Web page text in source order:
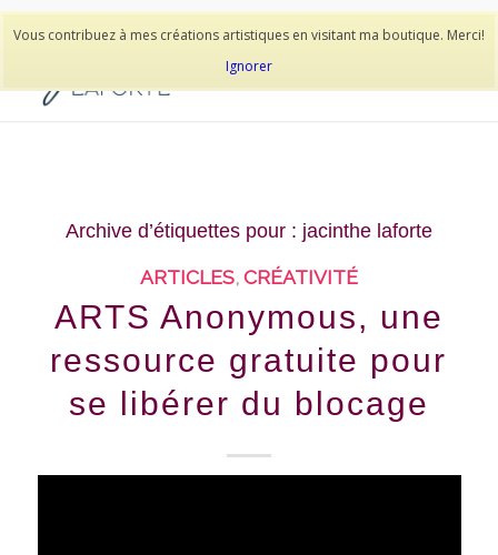
Vous contribuez à mes créations artistiques en visitant ma boutique. Merci!
Ignorer
514-278-9938
Archive d’étiquettes pour : jacinthe laforte
ARTICLES,CRÉATIVITÉ
ARTS Anonymous, une
ressource gratuite pour
se libérer du blocage